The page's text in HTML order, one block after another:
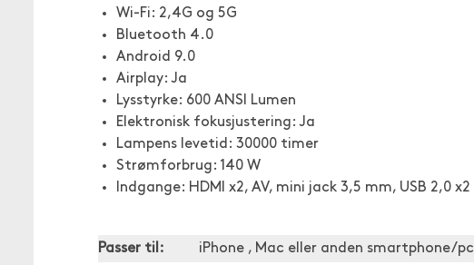
Wi-Fi: 2,4G og 5G
Bluetooth 4.0
Android 9.0
Airplay: Ja
Lysstyrke: 600 ANSI Lumen
Elektronisk fokusjustering: Ja
Lampens levetid: 30000 timer
Strømforbrug: 140 W
Indgange: HDMI x2, AV, mini jack 3,5 mm, USB 2,0 x2
Passer til:
iPhone , Mac eller anden smartphone/pc